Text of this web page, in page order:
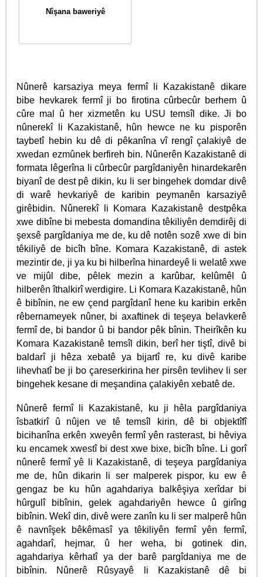
Nîşana baweriyê
Nûnerê karsaziya meya fermî li Kazakistanê dikare
bibe hevkarek fermî ji bo firotina cûrbecûr berhem û
cûre mal û her xizmetên ku USU temsîl dike. Ji bo
nûnerekî li Kazakistanê, hûn hewce ne ku pisporên
taybetî hebin ku dê di pêkanîna vî rengî çalakiyê de
xwedan ezmûnek berfireh bin. Nûnerên Kazakistanê di
formata lêgerîna li cûrbecûr pargîdaniyên hinardekarên
biyanî de dest pê dikin, ku li ser bingehek domdar divê
di warê hevkariyê de karibin peymanên karsaziyê
girêbidin. Nûnerekî li Komara Kazakistanê destpêka
xwe dibîne bi mebesta domandina têkiliyên demdirêj di
şexsê pargîdaniya me de, ku dê notên sozê xwe di bin
têkiliyê de bicîh bîne. Komara Kazakistanê, di astek
mezintir de, ji ya ku bi hilberîna hinardeyê li welatê xwe
ve mijûl dibe, pêlek mezin a karûbar, kelûmêl û
hilberên îthalkirî werdigire. Li Komara Kazakistanê, hûn
ê bibînin, ne ew çend pargîdanî hene ku karibin erkên
rêbernameyek nûner, bi axaftinek di teşeya belavkerê
fermî de, bi bandor û bi bandor pêk bînin. Theirîkên ku
Komara Kazakistanê temsîl dikin, berî her tiştî, divê bi
baldarî ji hêza xebatê ya bijartî re, ku divê karibe
lihevhatî be ji bo çareserkirina her pirsên tevlihev li ser
bingehek kesane di meşandina çalakiyên xebatê de.
Nûnerê fermî li Kazakistanê, ku ji hêla pargîdaniya
îsbatkirî û nûjen ve tê temsîl kirin, dê bi objektîfî
bicihanîna erkên xweyên fermî yên rasterast, bi hêviya
ku encamek xwestî bi dest xwe bixe, bicîh bîne. Li gorî
nûnerê fermî yê li Kazakistanê, di teşeya pargîdaniya
me de, hûn dikarin li ser malperek pispor, ku ew ê
gengaz be ku hûn agahdariya balkêşiya xerîdar bi
hûrgulî bibînin, gelek agahdariyên hewce û girîng
bibînin. Wekî din, divê were zanîn ku li ser malperê hûn
ê navnîşek bêkêmasî ya têkiliyên fermî yên fermî,
agahdarî, hejmar, û her weha, bi gotinek din,
agahdariya kêrhatî ya der barê pargîdaniya me de
bibînin. Nûnerê Rûsyayê li Kazakistanê dê bi